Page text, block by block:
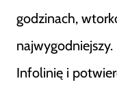
godzinach,
Infolinię i